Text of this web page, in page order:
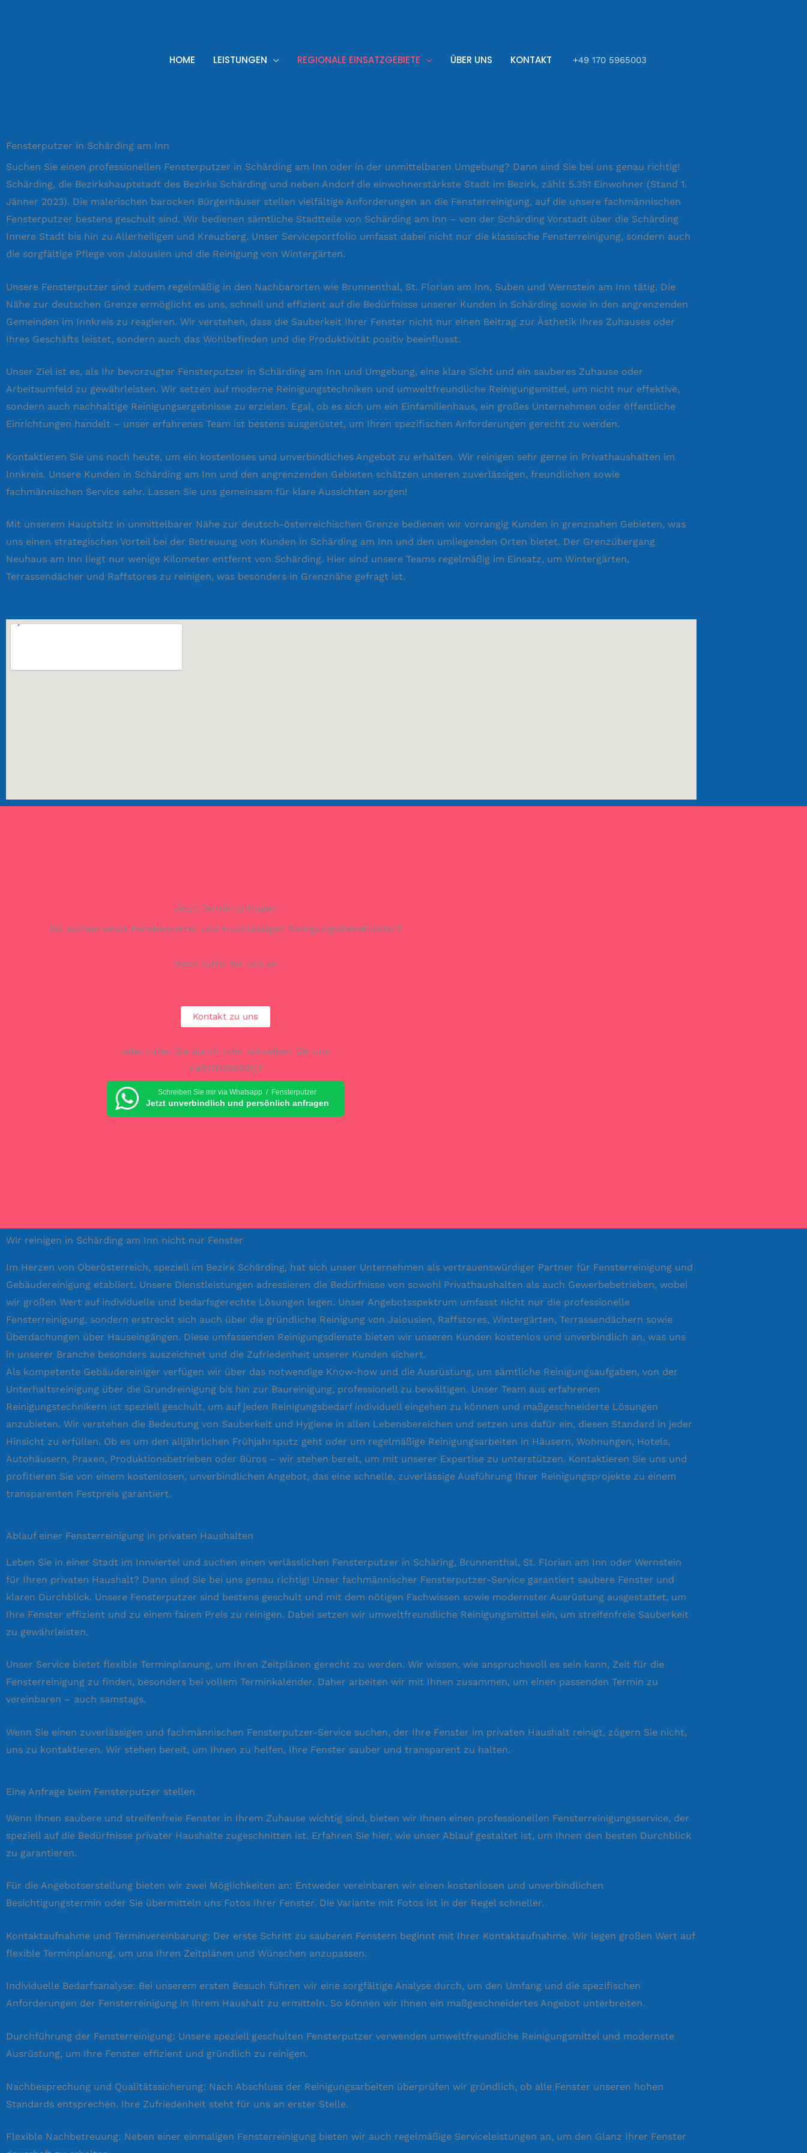
HOME LEISTUNGEN REGIONALE EINSATZGEBIETE ÜBER UNS KONTAKT +49 170 5965003
Fensterputzer in Schärding am Inn
Suchen Sie einen professionellen Fensterputzer in Schärding am Inn oder in der unmittelbaren Umgebung? Dann sind Sie bei uns genau richtig!
Schärding, die Bezirkshauptstadt des Bezirks Schärding und neben Andorf die einwohnerstärkste Stadt im Bezirk, zählt 5.351 Einwohner (Stand 1.
Jänner 2023). Die malerischen barocken Bürgerhäuser stellen vielfältige Anforderungen an die Fensterreinigung, auf die unsere fachmännischen
Fensterputzer bestens geschult sind. Wir bedienen sämtliche Stadtteile von Schärding am Inn – von der Schärding Vorstadt über die Schärding
Innere Stadt bis hin zu Allerheiligen und Kreuzberg. Unser Serviceportfolio umfasst dabei nicht nur die klassische Fensterreinigung, sondern auch
die sorgfältige Pflege von Jalousien und die Reinigung von Wintergärten.
Unsere Fensterputzer sind zudem regelmäßig in den Nachbarorten wie Brunnenthal, St. Florian am Inn, Suben und Wernstein am Inn tätig. Die
Nähe zur deutschen Grenze ermöglicht es uns, schnell und effizient auf die Bedürfnisse unserer Kunden in Schärding sowie in den angrenzenden
Gemeinden im Innkreis zu reagieren. Wir verstehen, dass die Sauberkeit Ihrer Fenster nicht nur einen Beitrag zur Ästhetik Ihres Zuhauses oder
Ihres Geschäfts leistet, sondern auch das Wohlbefinden und die Produktivität positiv beeinflusst.
Unser Ziel ist es, als Ihr bevorzugter Fensterputzer in Schärding am Inn und Umgebung, eine klare Sicht und ein sauberes Zuhause oder
Arbeitsumfeld zu gewährleisten. Wir setzen auf moderne Reinigungstechniken und umweltfreundliche Reinigungsmittel, um nicht nur effektive,
sondern auch nachhaltige Reinigungsergebnisse zu erzielen. Egal, ob es sich um ein Einfamilienhaus, ein großes Unternehmen oder öffentliche
Einrichtungen handelt – unser erfahrenes Team ist bestens ausgerüstet, um Ihren spezifischen Anforderungen gerecht zu werden.
Kontaktieren Sie uns noch heute, um ein kostenloses und unverbindliches Angebot zu erhalten. Wir reinigen sehr gerne in Privathaushalten im
Innkreis. Unsere Kunden in Schärding am Inn und den angrenzenden Gebieten schätzen unseren zuverlässigen, freundlichen sowie
fachmännischen Service sehr. Lassen Sie uns gemeinsam für klare Aussichten sorgen!
Mit unserem Hauptsitz in unmittelbarer Nähe zur deutsch-österreichischen Grenze bedienen wir vorrangig Kunden in grenznahen Gebieten, was
uns einen strategischen Vorteil bei der Betreuung von Kunden in Schärding am Inn und den umliegenden Orten bietet. Der Grenzübergang
Neuhaus am Inn liegt nur wenige Kilometer entfernt von Schärding. Hier sind unsere Teams regelmäßig im Einsatz, um Wintergärten,
Terrassendächer und Raffstores zu reinigen, was besonders in Grenznähe gefragt ist.
Jetzt Termin anfragen
Sie suchen einen Fensterputzer und zuverlässigen Reinigungsdienstleister?
Dann rufen Sie uns an
Kontakt zu uns
oder rufen Sie durch oder schreiben Sie uns
+491705965003
Schreiben Sie mir via Whatsapp / Fensterputzer
Jetzt unverbindlich und persönlich anfragen
Wir reinigen in Schärding am Inn nicht nur Fenster
Im Herzen von Oberösterreich, speziell im Bezirk Schärding, hat sich unser Unternehmen als vertrauenswürdiger Partner für Fensterreinigung und
Gebäudereinigung etabliert. Unsere Dienstleistungen adressieren die Bedürfnisse von sowohl Privathaushalten als auch Gewerbebetrieben, wobei
wir großen Wert auf individuelle und bedarfsgerechte Lösungen legen. Unser Angebotsspektrum umfasst nicht nur die professionelle
Fensterreinigung, sondern erstreckt sich auch über die gründliche Reinigung von Jalousien, Raffstores, Wintergärten, Terrassendächern sowie
Überdachungen über Hauseingängen. Diese umfassenden Reinigungsdienste bieten wir unseren Kunden kostenlos und unverbindlich an, was uns
in unserer Branche besonders auszeichnet und die Zufriedenheit unserer Kunden sichert.
Als kompetente Gebäudereiniger verfügen wir über das notwendige Know-how und die Ausrüstung, um sämtliche Reinigungsaufgaben, von der
Unterhaltsreinigung über die Grundreinigung bis hin zur Baureinigung, professionell zu bewältigen. Unser Team aus erfahrenen
Reinigungstechnikern ist speziell geschult, um auf jeden Reinigungsbedarf individuell eingehen zu können und maßgeschneiderte Lösungen
anzubieten. Wir verstehen die Bedeutung von Sauberkeit und Hygiene in allen Lebensbereichen und setzen uns dafür ein, diesen Standard in jeder
Hinsicht zu erfüllen. Ob es um den alljährlichen Frühjahrsputz geht oder um regelmäßige Reinigungsarbeiten in Häusern, Wohnungen, Hotels,
Autohäusern, Praxen, Produktionsbetrieben oder Büros – wir stehen bereit, um mit unserer Expertise zu unterstützen. Kontaktieren Sie uns und
profitieren Sie von einem kostenlosen, unverbindlichen Angebot, das eine schnelle, zuverlässige Ausführung Ihrer Reinigungsprojekte zu einem
transparenten Festpreis garantiert.
Ablauf einer Fensterreinigung in privaten Haushalten
Leben Sie in einer Stadt im Innviertel und suchen einen verlässlichen Fensterputzer in Schäring, Brunnenthal, St. Florian am Inn oder Wernstein
für Ihren privaten Haushalt? Dann sind Sie bei uns genau richtig! Unser fachmännischer Fensterputzer-Service garantiert saubere Fenster und
klaren Durchblick. Unsere Fensterputzer sind bestens geschult und mit dem nötigen Fachwissen sowie modernster Ausrüstung ausgestattet, um
Ihre Fenster effizient und zu einem fairen Preis zu reinigen. Dabei setzen wir umweltfreundliche Reinigungsmittel ein, um streifenfreie Sauberkeit
zu gewährleisten.
Unser Service bietet flexible Terminplanung, um Ihren Zeitplänen gerecht zu werden. Wir wissen, wie anspruchsvoll es sein kann, Zeit für die
Fensterreinigung zu finden, besonders bei vollem Terminkalender. Daher arbeiten wir mit Ihnen zusammen, um einen passenden Termin zu
vereinbaren – auch samstags.
Wenn Sie einen zuverlässigen und fachmännischen Fensterputzer-Service suchen, der Ihre Fenster im privaten Haushalt reinigt, zögern Sie nicht,
uns zu kontaktieren. Wir stehen bereit, um Ihnen zu helfen, Ihre Fenster sauber und transparent zu halten.
Eine Anfrage beim Fensterputzer stellen
Wenn Ihnen saubere und streifenfreie Fenster in Ihrem Zuhause wichtig sind, bieten wir Ihnen einen professionellen Fensterreinigungsservice, der
speziell auf die Bedürfnisse privater Haushalte zugeschnitten ist. Erfahren Sie hier, wie unser Ablauf gestaltet ist, um Ihnen den besten Durchblick
zu garantieren.
Für die Angebotserstellung bieten wir zwei Möglichkeiten an: Entweder vereinbaren wir einen kostenlosen und unverbindlichen
Besichtigungstermin oder Sie übermitteln uns Fotos Ihrer Fenster. Die Variante mit Fotos ist in der Regel schneller.
Kontaktaufnahme und Terminvereinbarung: Der erste Schritt zu sauberen Fenstern beginnt mit Ihrer Kontaktaufnahme. Wir legen großen Wert auf
flexible Terminplanung, um uns Ihren Zeitplänen und Wünschen anzupassen.
Individuelle Bedarfsanalyse: Bei unserem ersten Besuch führen wir eine sorgfältige Analyse durch, um den Umfang und die spezifischen
Anforderungen der Fensterreinigung in Ihrem Haushalt zu ermitteln. So können wir Ihnen ein maßgeschneidertes Angebot unterbreiten.
Durchführung der Fensterreinigung: Unsere speziell geschulten Fensterputzer verwenden umweltfreundliche Reinigungsmittel und modernste
Ausrüstung, um Ihre Fenster effizient und gründlich zu reinigen.
Nachbesprechung und Qualitätssicherung: Nach Abschluss der Reinigungsarbeiten überprüfen wir gründlich, ob alle Fenster unseren hohen
Standards entsprechen. Ihre Zufriedenheit steht für uns an erster Stelle.
Flexible Nachbetreuung: Neben einer einmaligen Fensterreinigung bieten wir auch regelmäßige Serviceleistungen an, um den Glanz Ihrer Fenster